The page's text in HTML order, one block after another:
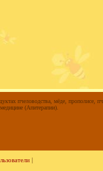
пчеловодства, мёде, прополисе,
(Апитерапии).
|